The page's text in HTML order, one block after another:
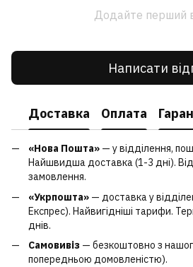
Додайте перший
Написати
Доставка Оплата
«Нова Пошта» — у відділення,
Найшвидша доставка (1-3 дні).
замовлення.
«Укрпошта» — доставка у
Експрес). Найвигідніші тарифи.
днів.
Самовивіз — безкоштовно з
попередньою домовленістю).